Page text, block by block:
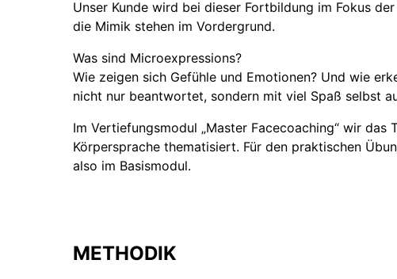
Unser Kunde wird bei dieser Fortbildung im Fokus
die Mimik stehen im Vordergrund.
Was sind Microexpressions?
Wie zeigen sich Gefühle und Emotionen? Und wie
nicht nur beantwortet, sondern mit viel Spaß selbst
Im Vertiefungsmodul „Master Facecoaching“ wir
Körpersprache thematisiert. Für den praktischen
also im Basismodul.
METHODIK